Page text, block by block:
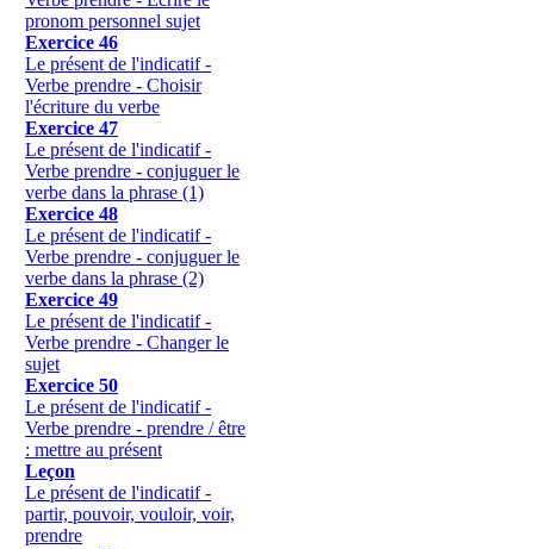
pronom personnel sujet
Exercice 46
Le présent de l'indicatif -
Verbe prendre - Choisir
l'écriture du verbe
Exercice 47
Le présent de l'indicatif -
Verbe prendre - conjuguer le
verbe dans la phrase (1)
Exercice 48
Le présent de l'indicatif -
Verbe prendre - conjuguer le
verbe dans la phrase (2)
Exercice 49
Le présent de l'indicatif -
Verbe prendre - Changer le
sujet
Exercice 50
Le présent de l'indicatif -
Verbe prendre - prendre / être
: mettre au présent
Leçon
Le présent de l'indicatif -
partir, pouvoir, vouloir, voir,
prendre